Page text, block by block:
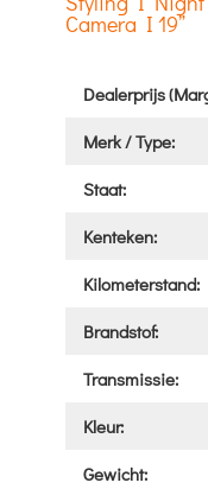
Camera I 19”
Dealerprijs
Merk / Type:
Staat:
Kenteken:
Kilometerstand:
Brandstof:
Transmissie:
Kleur:
Gewicht: